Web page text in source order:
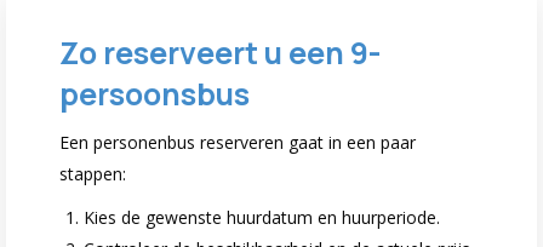
Zo reserveert u een 9-
persoonsbus
Een personenbus reserveren gaat in een paar
stappen:
Kies de gewenste huurdatum en huurperiode.